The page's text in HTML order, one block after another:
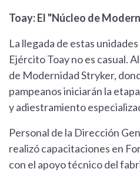
Toay: El "Núcleo de
La llegada de estas
Ejército Toay no es casual.
de Modernidad Stryker,
pampeanos iniciarán la
y adiestramiento
Personal de la Dirección
realizó capacitaciones en
con el apoyo técnico del